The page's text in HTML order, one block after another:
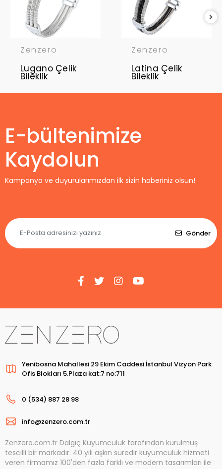
Zenzero
Lugano Çelik
Bileklik
Zenzero
Latina Çelik
Bileklik
E-bültenimize
Kaydolun
Kampanya ve duyurularımızdan ilk sizin haberiniz olsun!
Gönder
Yenibosna Mahallesi 29 Ekim Caddesi İstanbul Vizyon Park
Ofis Blokları 5.Plaza kat:7 no:711
0 (534) 887 28 98
info@zenzero.com.tr
Zenzero.com.tr Dalgıç Kuyumculuk tarafından kurulmuş
tescilli bir markadır. 40 yılı aşkın süredir kuyumculuk hizmeti
veren firmamız 100'den fazla farklı ve modern tasarımları ile